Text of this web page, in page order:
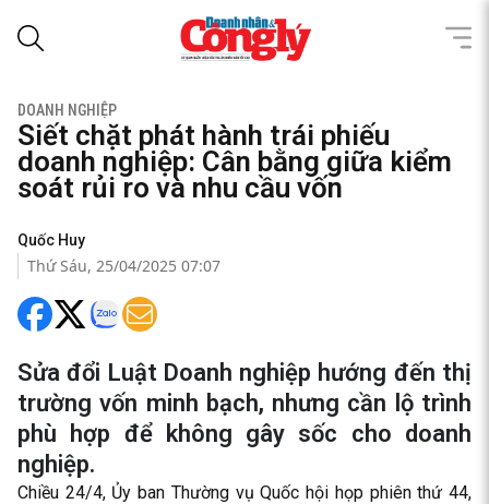
DOANH NGHIỆP
Siết chặt phát hành trái phiếu
doanh nghiệp: Cân bằng giữa kiểm
soát rủi ro và nhu cầu vốn
Quốc Huy
Thứ Sáu, 25/04/2025 07:07
Sửa đổi Luật Doanh nghiệp hướng đến thị
trường vốn minh bạch, nhưng cần lộ trình
phù hợp để không gây sốc cho doanh
nghiệp.
Chiều 24/4, Ủy ban Thường vụ Quốc hội họp phiên thứ 44,